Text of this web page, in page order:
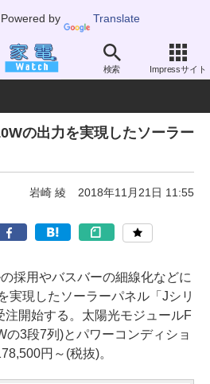
Powered by Translate
検索 Impressサイト
エネルギー 太陽電池
の出力を実現したソーラー
岩崎 綾 2018年11月21日 11:55
採用やバスバーの細線化などに
実現したソーラーパネル「Jシリ
注開始する。太陽光モジュールF
の3段7列)とパワーコンディショ
円～(税抜)。